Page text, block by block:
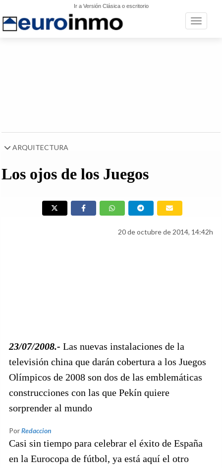
Ir a Versión Clásica o escritorio
Toggle
ARQUITECTURA
Los ojos de los Juegos
20 de octubre de 2014, 14:42h
23/07/2008.- Las nuevas instalaciones de la
televisión china que darán cobertura a los Juegos
Olímpicos de 2008 son dos de las emblemáticas
construcciones con las que Pekín quiere
sorprender al mundo
PorRedaccion
Casi sin tiempo para celebrar el éxito de España
en la Eurocopa de fútbol, ya está aquí el otro